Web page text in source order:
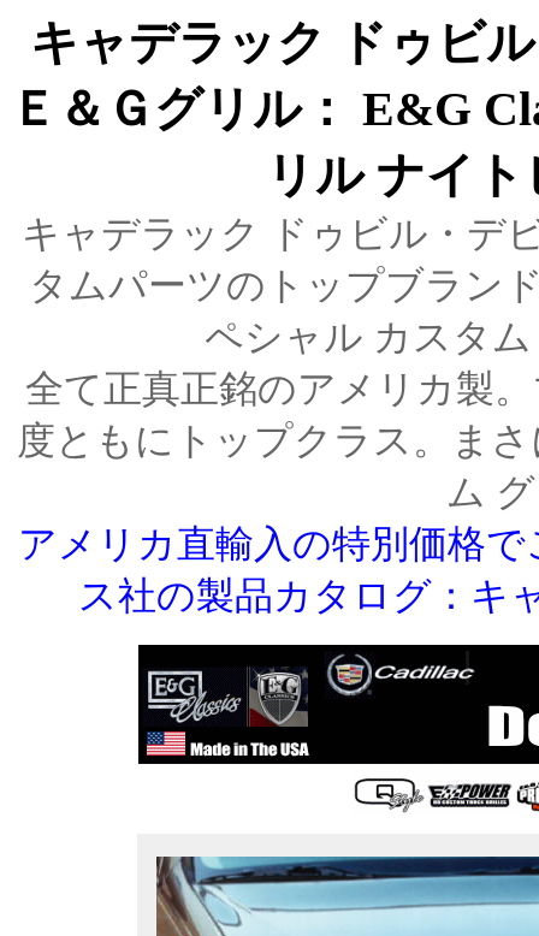
キャデラック ドゥビ
Ｅ＆Ｇグリル： E&G
リル ナイ
キャデラック ドゥビル・デ
タムパーツのトップブラン
ペシャル カスタ
全て正真正銘のアメリカ製
度ともにトップクラス。ま
ム
アメリカ直輸入の特別価格
ス社の製品カタログ：